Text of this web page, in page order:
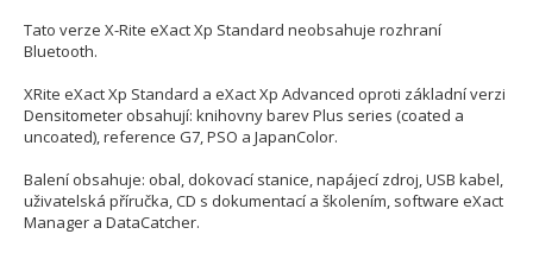
Tato verze X-Rite eXact Xp Standard neobsahuje rozhraní
Bluetooth.
XRite eXact Xp Standard a eXact Xp Advanced oproti základní verzi
Densitometer obsahují: knihovny barev Plus series (coated a
uncoated), reference G7, PSO a JapanColor.
Balení obsahuje: obal, dokovací stanice, napájecí zdroj, USB kabel,
uživatelská příručka, CD s dokumentací a školením, software eXact
Manager a DataCatcher.